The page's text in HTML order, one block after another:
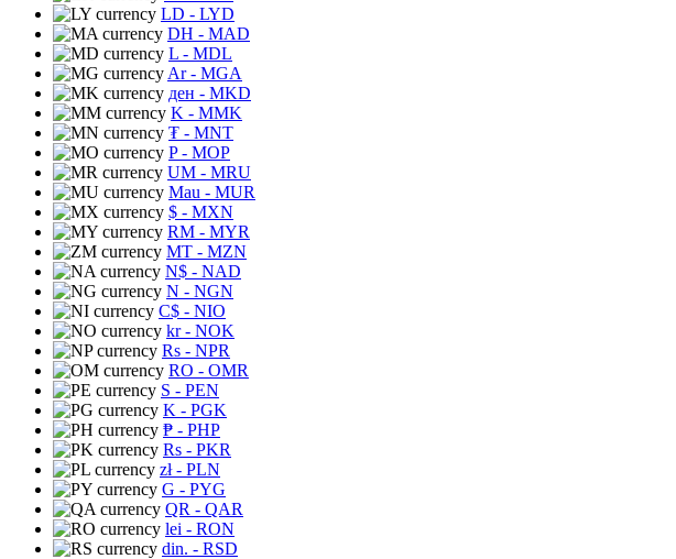
LD - LYD
DH - MAD
L - MDL
Ar- MGA
ден - MKD
K - MMK
₮ - MNT
P- MOP
UM - MRU
Mau - MUR
$ - MXN
RM - MYR
MT - MZN
N$ - NAD
N - NGN
C$ - NIO
kr- NOK
Rs - NPR
RO - OMR
S - PEN
K - PGK
₱ - PHP
Rs - PKR
zł- PLN
G - PYG
QR - QAR
lei - RON
din. - RSD